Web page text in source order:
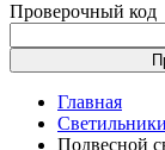
Проверочный код
Главная
Светильники
Подвесной